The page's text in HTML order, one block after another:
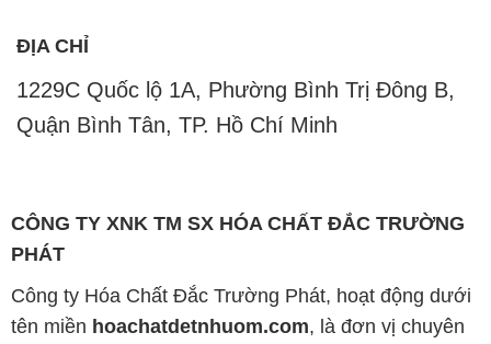
ĐỊA CHỈ
1229C Quốc lộ 1A, Phường Bình Trị Đông B,
Quận Bình Tân, TP. Hồ Chí Minh
CÔNG TY XNK TM SX HÓA CHẤT ĐẮC TRƯỜNG
PHÁT
Công ty Hóa Chất Đắc Trường Phát, hoạt động dưới
tên miền hoachatdetnhuom.com, là đơn vị chuyên